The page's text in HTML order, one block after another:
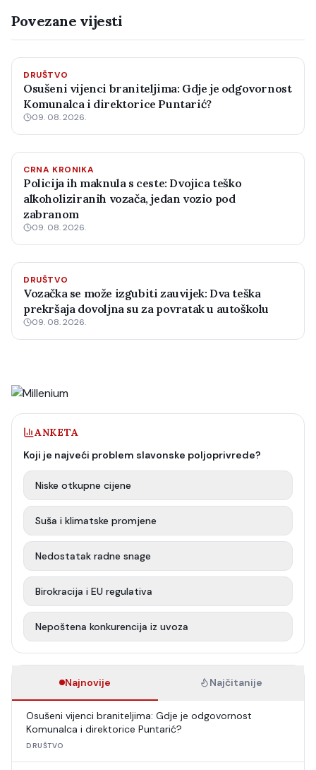
Povezane vijesti
DRUŠTVO
Osušeni vijenci braniteljima: Gdje je odgovornost
Komunalca i direktorice Puntarić?
09. 08. 2026.
CRNA KRONIKA
Policija ih maknula s ceste: Dvojica teško
alkoholiziranih vozača, jedan vozio pod
zabranom
09. 08. 2026.
DRUŠTVO
Vozačka se može izgubiti zauvijek: Dva teška
prekršaja dovoljna su za povratak u autoškolu
09. 08. 2026.
ANKETA
Koji je najveći problem slavonske poljoprivrede?
Niske otkupne cijene
Suša i klimatske promjene
Nedostatak radne snage
Birokracija i EU regulativa
Nepoštena konkurencija iz uvoza
Najnovije Najčitanije
Osušeni vijenci braniteljima: Gdje je odgovornost
Komunalca i direktorice Puntarić?
DRUŠTVO